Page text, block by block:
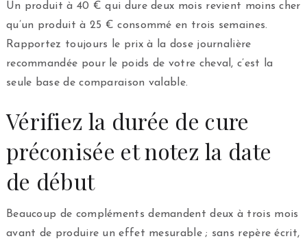
Un produit à 40 € qui dure deux mois revient moins cher
qu’un produit à 25 € consommé en trois semaines.
Rapportez toujours le prix à la dose journalière
recommandée pour le poids de votre cheval, c’est la
seule base de comparaison valable.
Vérifiez la durée de cure
préconisée et notez la date
de début
Beaucoup de compléments demandent deux à trois mois
avant de produire un effet mesurable ; sans repère écrit,